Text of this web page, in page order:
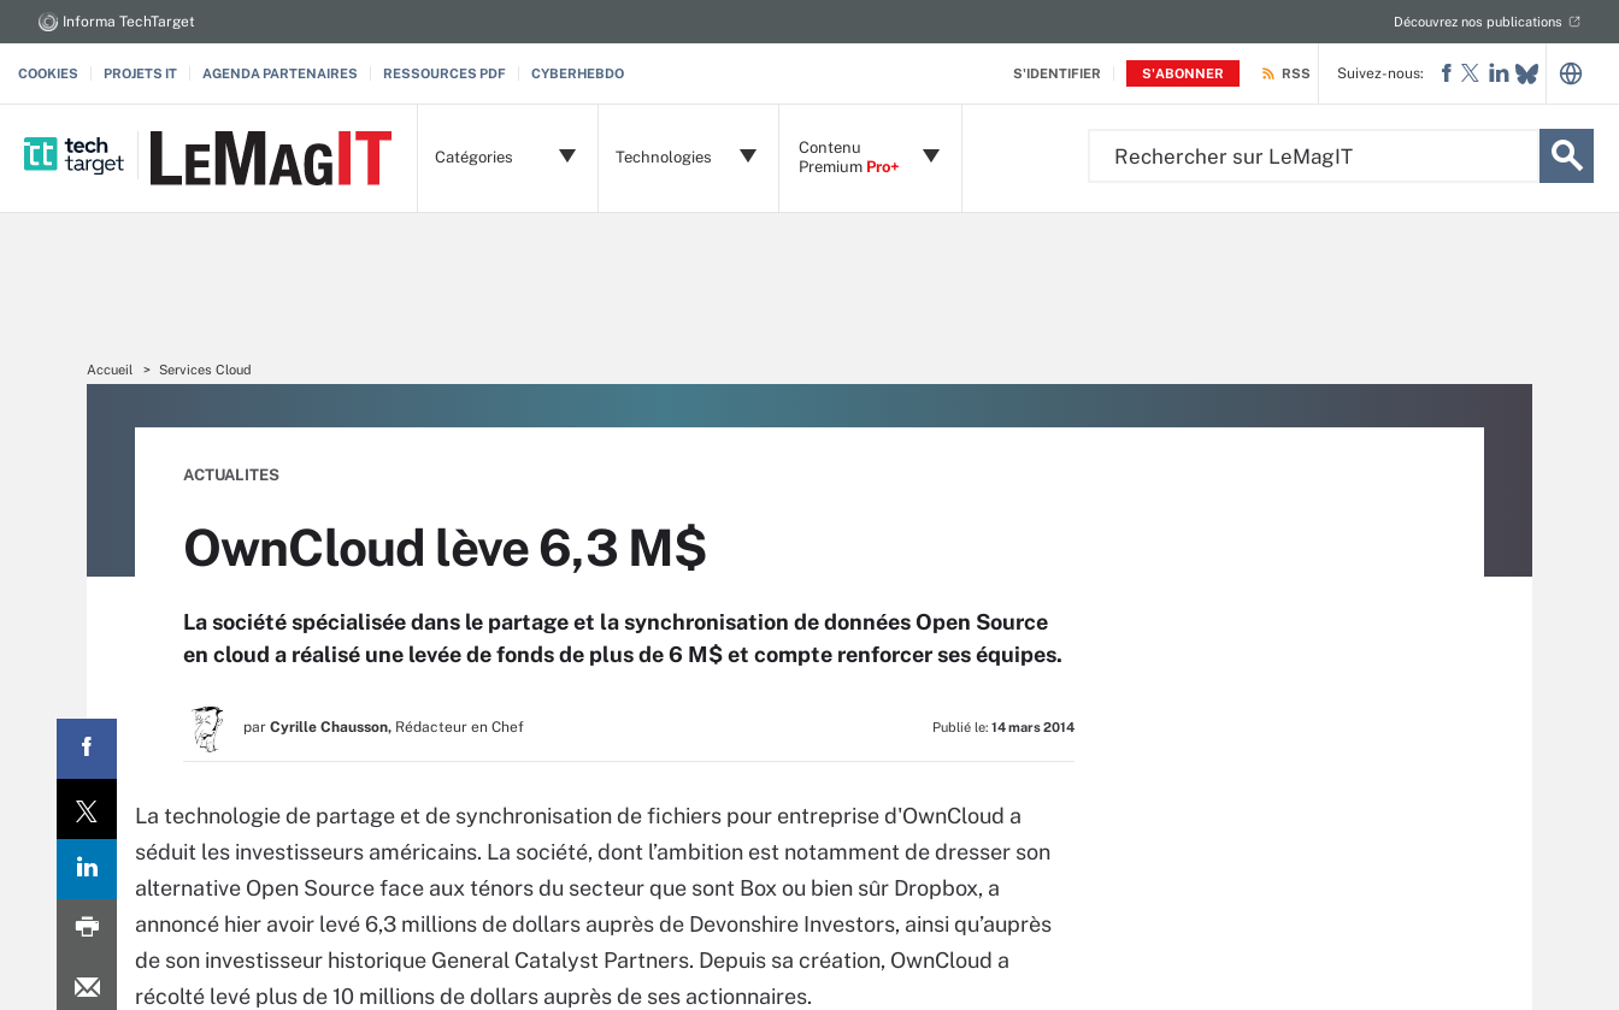
S'IDENTIFIER S'ABONNER
Informa TechTarget Découvrez nos publications
COOKIES PROJETS IT AGENDA PARTENAIRES RESSOURCES PDF CYBERHEBDO RSS
Catégories Technologies
Contenu
Premium Pro+
Suivez-nous:
Accueil Services Cloud
ACTUALITES
OwnCloud lève 6,3 M$
La société spécialisée dans le partage et la synchronisation de données Open Source
en cloud a réalisé une levée de fonds de plus de 6 M$ et compte renforcer ses équipes.
par Cyrille Chausson, Rédacteur en Chef Publié le: 14 mars 2014
La technologie de partage et de synchronisation de fichiers pour entreprise d'OwnCloud a
séduit les investisseurs américains. La société, dont l’ambition est notamment de dresser son
alternative Open Source face aux ténors du secteur que sont Box ou bien sûr Dropbox, a
annoncé hier avoir levé 6,3 millions de dollars auprès de Devonshire Investors, ainsi qu’auprès
de son investisseur historique General Catalyst Partners. Depuis sa création, OwnCloud a
récolté levé plus de 10 millions de dollars auprès de ses actionnaires.